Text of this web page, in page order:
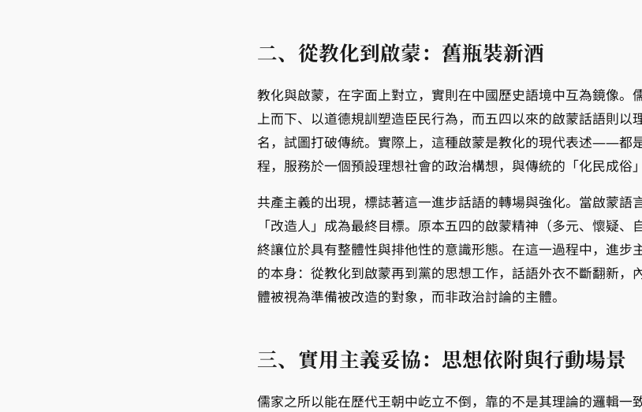
二、從教化到啟蒙：舊瓶裝新酒
教化與啟蒙，在字面上對立，實則在中國歷史語境中互為鏡像。
上而下、以道德規訓塑造臣民行為，而五四以來的啟蒙話語則以
名，試圖打破傳統。實際上，這種啟蒙是教化的現代表述——都
程，服務於一個預設理想社會的政治構想，與傳統的「化民成俗
共產主義的出現，標誌著這一進步話語的轉場與強化。當啟蒙語
「改造人」成為最終目標。原本五四的啟蒙精神（多元、懷疑、
終讓位於具有整體性與排他性的意識形態。在這一過程中，進步
的本身：從教化到啟蒙再到黨的思想工作，話語外衣不斷翻新
體被視為準備被改造的對象，而非政治討論的主體。
三、實用主義妥協：思想依附與行動場景
儒家之所以能在歷代王朝中屹立不倒，靠的不是其理論的邏輯一